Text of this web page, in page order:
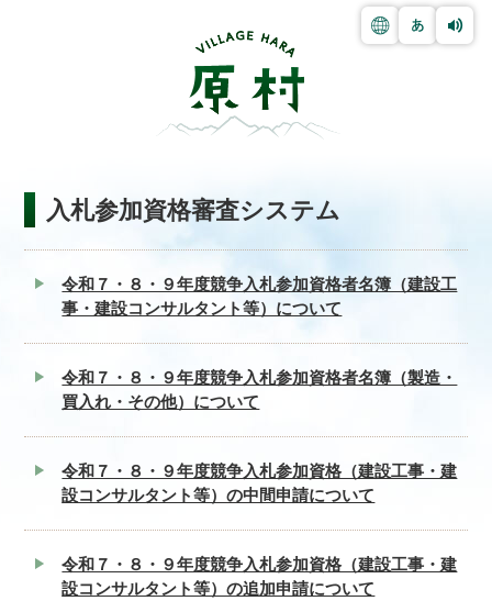
入札参加資格審査システム
令和７・８・９年度競争入札参加資格者名簿（建設工
事・建設コンサルタント等）について
令和７・８・９年度競争入札参加資格者名簿（製造・
買入れ・その他）について
令和７・８・９年度競争入札参加資格（建設工事・建
設コンサルタント等）の中間申請について
令和７・８・９年度競争入札参加資格（建設工事・建
設コンサルタント等）の追加申請について